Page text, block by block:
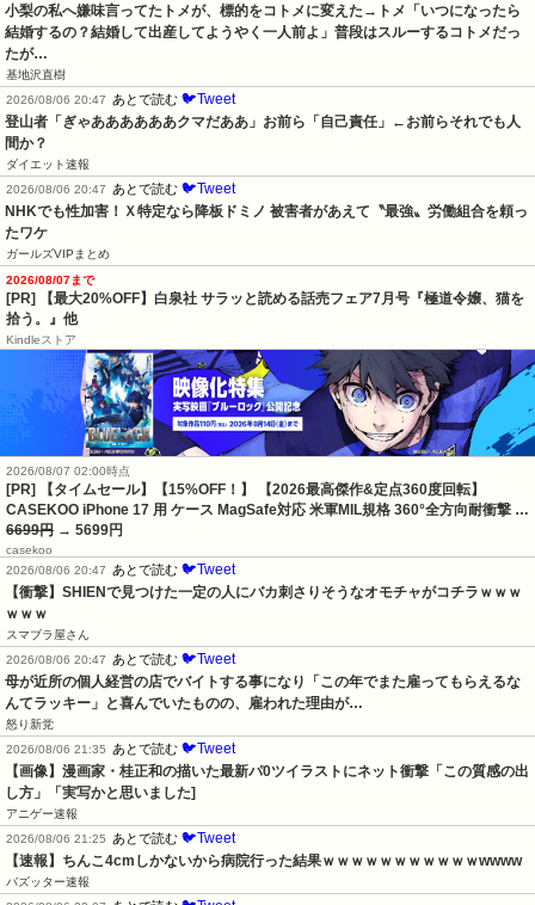
小梨の私へ嫌味言ってたトメが、標的をコトメに変えた→トメ「いつになったら
結婚するの？結婚して出産してようやく一人前よ」普段はスルーするコトメだっ
たが…
基地沢直樹
2026/08/06 20:47
あとで読む 🐦Tweet
登山者「ぎゃああああああクマだああ」お前ら「自己責任」←お前らそれでも人
間か？
ダイエット速報
2026/08/06 20:47
あとで読む 🐦Tweet
NHKでも性加害！Ｘ特定なら降板ドミノ 被害者があえて〝最強〟労働組合を頼っ
たワケ
ガールズVIPまとめ
2026/08/07まで
[PR] 【最大20%OFF】白泉社 サラッと読める話売フェア7月号『極道令嬢、猫を
拾う。』他
Kindleストア
2026/08/07 02:00時点
[PR] 【タイムセール】【15%OFF！】 【2026最高傑作&定点360度回転】
CASEKOO iPhone 17 用 ケース MagSafe対応 米軍MIL規格 360°全方向耐衝撃 …
6699円 → 5699円
casekoo
2026/08/06 20:47 あとで読む 🐦Tweet
【衝撃】SHIENで見つけた一定の人にバカ刺さりそうなオモチャがコチラｗｗｗ
ｗｗｗ
スマブラ屋さん
2026/08/06 20:47 あとで読む 🐦Tweet
母が近所の個人経営の店でバイトする事になり「この年でまた雇ってもらえるな
んてラッキー」と喜んでいたものの、雇われた理由が…
怒り新党
2026/08/06 21:35 あとで読む 🐦Tweet
【画像】漫画家・桂正和の描いた最新パ0ツイラストにネット衝撃「この質感の出
し方」「実写かと思いました]
アニゲー速報
2026/08/06 21:25 あとで読む 🐦Tweet
【速報】ちんこ4cmしかないから病院行った結果ｗｗｗｗｗｗｗｗｗｗｗwwww
バズッター速報